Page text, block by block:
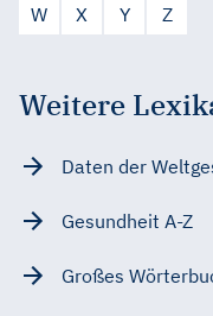
W
X Y Z
Weitere
Daten der
Gesundheit A-Z
Großes